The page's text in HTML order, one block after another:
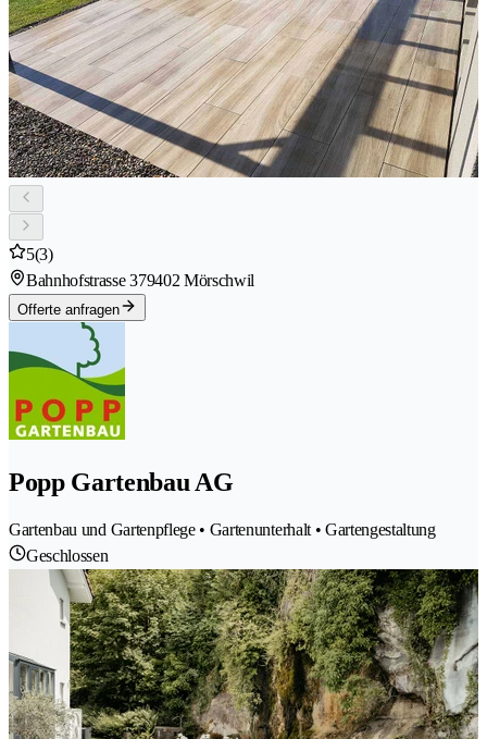
5(3)
Bahnhofstrasse 379402 Mörschwil
Offerte anfragen
Popp Gartenbau AG
Gartenbau und Gartenpflege • Gartenunterhalt • Gartengestaltung
Geschlossen